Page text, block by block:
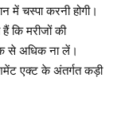
में चस्पा करनी होगी।
कि मरीजों की
से अधिक ना लें।
एक्ट के अंतर्गत कड़ी